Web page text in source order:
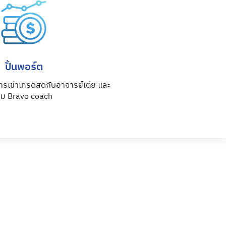
ปั้นพอร์ต
เข้าเทรดสดกับอาจารย์เต้ย และ
Bravo coach